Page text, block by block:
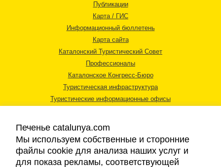
Публикации
Карта / ГИС
Информационный бюллетень
Карта сайта
Каталонский Туристический Совет
Профессионалы
Каталонское Конгресс-Бюро
Туристическая инфраструктура
Туристические информационные офисы
Печенье catalunya.com
Мы используем собственные и сторонние
файлы cookie для анализа наших услуг и
для показа рекламы, соответствующей